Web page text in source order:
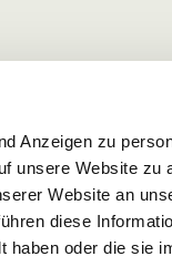
Anzeigen zu
unsere Website zu
Website an
diese
haben oder die sie